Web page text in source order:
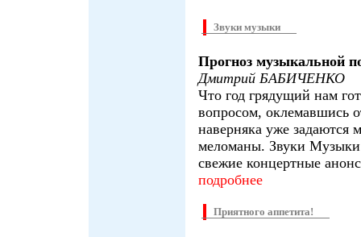
Звуки музыки
Прогноз музыкальной
Дмитрий БАБИЧЕНКО
Что год грядущий нам
вопросом, оклемавшись
наверняка уже задаются
меломаны. Звуки
свежие концертные
подробнее
Приятного аппетита!